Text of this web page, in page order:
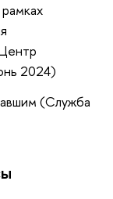
2024)
(Служба